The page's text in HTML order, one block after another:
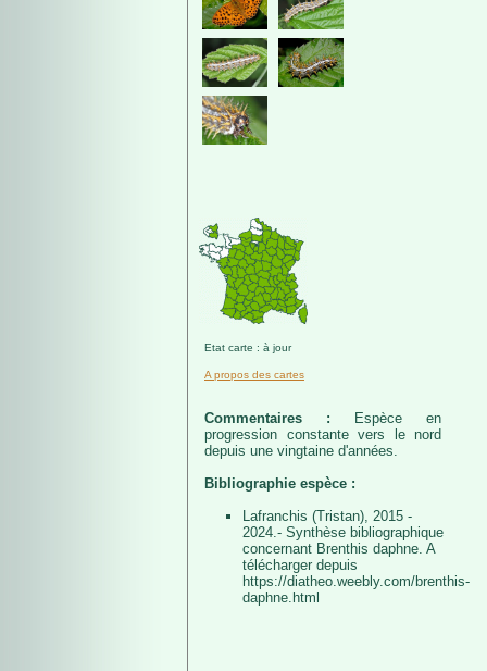
Etat carte : à jour
A propos des cartes
Commentaires :
Espèce en
progression constante vers le nord
depuis une vingtaine d'années.
Bibliographie espèce :
Lafranchis (Tristan), 2015 -
2024.- Synthèse bibliographique
concernant Brenthis daphne. A
télécharger depuis
https://diatheo.weebly.com/brenthis-
daphne.html